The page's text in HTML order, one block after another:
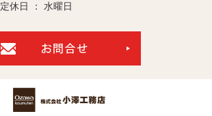
定休日 水曜日